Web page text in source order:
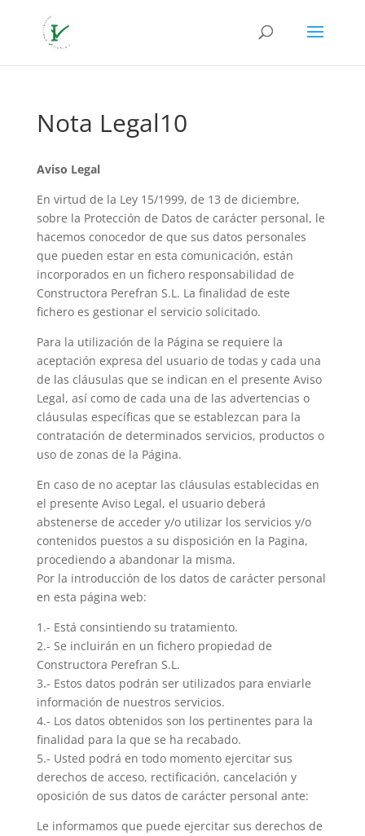
Nota Legal10
Aviso Legal
En virtud de la Ley 15/1999, de 13 de diciembre,
sobre la Protección de Datos de carácter personal, le
hacemos conocedor de que sus datos personales
que pueden estar en esta comunicación, están
incorporados en un fichero responsabilidad de
Constructora Perefran S.L. La finalidad de este
fichero es gestionar el servicio solicitado.
Para la utilización de la Página se requiere la
aceptación expresa del usuario de todas y cada una
de las cláusulas que se indican en el presente Aviso
Legal, así como de cada una de las advertencias o
cláusulas específicas que se establezcan para la
contratación de determinados servicios, productos o
uso de zonas de la Página.
En caso de no aceptar las cláusulas establecidas en
el presente Aviso Legal, el usuario deberá
abstenerse de acceder y/o utilizar los servicios y/o
contenidos puestos a su disposición en la Pagina,
procediendo a abandonar la misma.
Por la introducción de los datos de carácter personal
en esta página web:
1.- Está consintiendo su tratamiento.
2.- Se incluirán en un fichero propiedad de
Constructora Perefran S.L.
3.- Estos datos podrán ser utilizados para enviarle
información de nuestros servicios.
4.- Los datos obtenidos son los pertinentes para la
finalidad para la que se ha recabado.
5.- Usted podrá en todo momento ejercitar sus
derechos de acceso, rectificación, cancelación y
oposición de sus datos de carácter personal ante:
Le informamos que puede ejercitar sus derechos de